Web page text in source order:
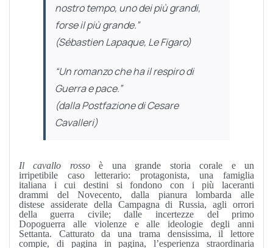
nostro tempo, uno dei più grandi,
forse il più grande.”
(Sébastien Lapaque, Le Figaro)
“Un romanzo che ha il respiro di
Guerra e pace.”
(dallaPostfazionedi Cesare
Cavalleri)
Il cavallo rossoè una grande storia corale e un
irripetibile caso letterario: protagonista, una famiglia
italiana i cui destini si fondono con i più laceranti
drammi del Novecento, dalla pianura lombarda alle
distese assiderate della Campagna di Russia, agli orrori
della guerra civile; dalle incertezze del primo
Dopoguerra alle violenze e alle ideologie degli anni
Settanta. Catturato da una trama densissima, il lettore
compie, di pagina in pagina, l’esperienza straordinaria